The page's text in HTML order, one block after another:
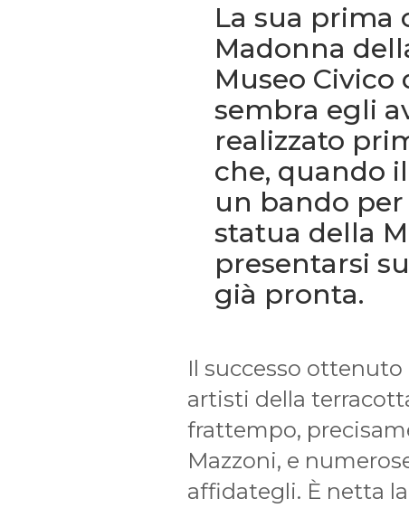
La sua prima
Madonna
Museo Civico
sembra egli
realizzato
che, quando
un bando
statua della
presentarsi
già pronta.
Il successo
artisti della
frattempo,
Mazzoni, e
affidategli. È netta